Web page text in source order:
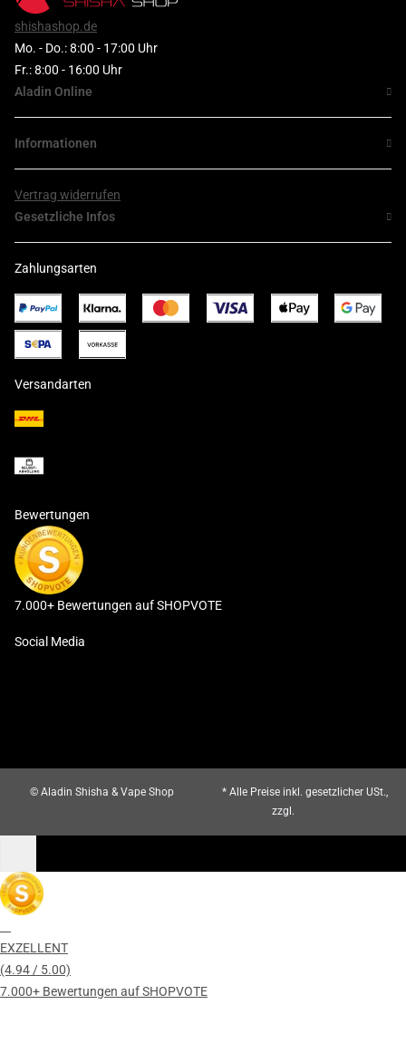
shishashop.de
Mo. - Do.: 8:00 - 17:00 Uhr
Fr.: 8:00 - 16:00 Uhr
Aladin Online
Informationen
Vertrag widerrufen
Gesetzliche Infos
Zahlungsarten
Versandarten
Bewertungen
7.000+ Bewertungen auf SHOPVOTE
Social Media
© Aladin Shisha & Vape Shop
* Alle Preise inkl. gesetzlicher USt.,
zzgl.
EXZELLENT
(4.94 / 5.00)
7.000+ Bewertungen auf SHOPVOTE